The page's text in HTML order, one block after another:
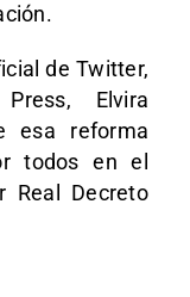
de Twitter,
Elvira
esa reforma
todos en el
Real Decreto